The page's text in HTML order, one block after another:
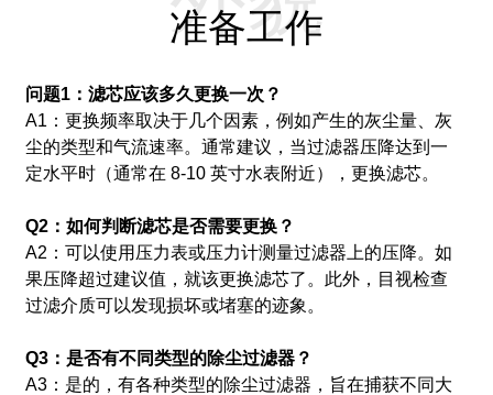
准备工作
问题1：滤芯应该多久更换一次？
A1：更换频率取决于几个因素，例如产生的灰尘量、灰
尘的类型和气流速率。 通常建议，当过滤器压降达到一
定水平时（通常在 8-10 英寸水表附近），更换滤芯。
Q2：如何判断滤芯是否需要更换？
A2：可以使用压力表或压力计测量过滤器上的压降。 如
果压降超过建议值，就该更换滤芯了。 此外，目视检查
过滤介质可以发现损坏或堵塞的迹象。
Q3：是否有不同类型的除尘过滤器？
A3：是的，有各种类型的除尘过滤器，旨在捕获不同大